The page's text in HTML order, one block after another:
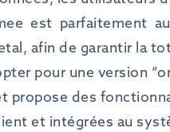
est parfaitement
afin de garantir la
pour une version
propose des
et intégrées au